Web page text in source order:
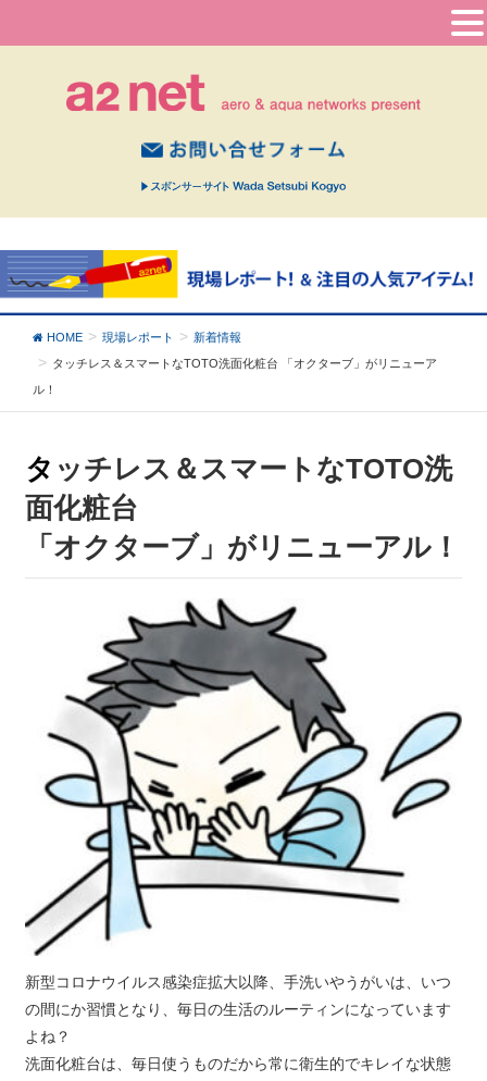
HOME 現場レポート
新着情報
タッチレス＆スマートなTOTO洗面化粧台
「オクターブ」がリニューア
ル！
タッチレス＆スマートなTOTO洗
面化粧台
「オクターブ」がリニューアル！
新型コロナウイルス感染症拡大以降、手洗いやうがいは、いつ
の間にか習慣となり、毎日の生活のルーティンになっています
よね？
洗面化粧台は、毎日使うものだから常に衛生的でキレイな状態